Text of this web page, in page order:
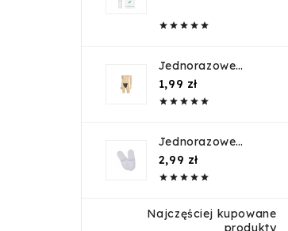
    
Jednorazowe
stringi męskie -
1szt
1,99 zł
    
Jednorazowe
kapcie kryte /
guma
2,99 zł
    
Najczęściej kupowane
produkty